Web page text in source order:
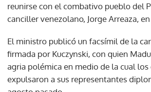
reunirse con el combativo pueblo del
canciller venezolano, Jorge Arreaza,
El ministro publicó un facsímil de la
firmada por Kuczynski, con quien
agria polémica en medio de la cual los
expulsaron a sus representantes